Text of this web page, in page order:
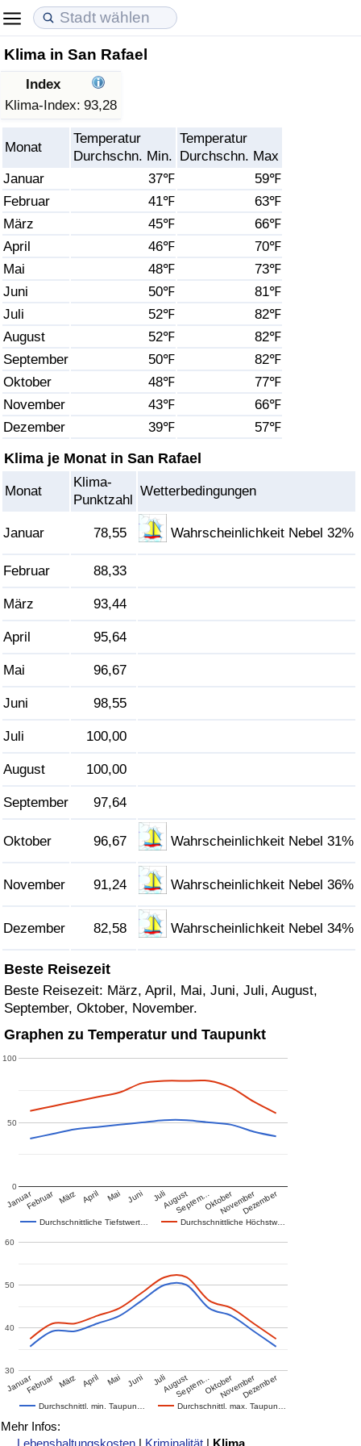
Klima in San Rafael
Index
Klima-Index: 93,28
Monat
Temperatur
Durchschn. Min.
Temperatur
Durchschn. Max
Januar
37℉
59℉
Februar
41℉
63℉
März
45℉
66℉
April
46℉
70℉
Mai
48℉
73℉
Juni
50℉
81℉
Juli
52℉
82℉
August
52℉
82℉
September
50℉
82℉
Oktober
48℉
77℉
November
43℉
66℉
Dezember
39℉ 57℉
Klima je Monat in San Rafael
Monat
Klima-
Punktzahl
Wetterbedingungen
Januar 78,55 Wahrscheinlichkeit Nebel 32%
Februar 88,33
März 93,44
April 95,64
Mai 96,67
Juni 98,55
Juli 100,00
August 100,00
September 97,64
Oktober 96,67 Wahrscheinlichkeit Nebel 31%
November 91,24 Wahrscheinlichkeit Nebel 36%
Dezember 82,58 Wahrscheinlichkeit Nebel 34%
Beste Reisezeit
Beste Reisezeit: März, April, Mai, Juni, Juli, August,
September, Oktober, November.
Graphen zu Temperatur und Taupunkt
Durchschnittliche Tiefstwert… Durchschnittliche Höchstw…
JanuarFebruar März April Mai Juni JuliAugustSeptem…OktoberNovemberDezember
0
50
100
Durchschnittl. min. Taupun… Durchschnittl. max. Taupun…
JanuarFebruar März April Mai Juni JuliAugustSeptem…OktoberNovemberDezember
30
40
50
60
Mehr Infos:
Lebenshaltungskosten | Kriminalität | Klima
Lebenshaltungskosten
Lebenshaltungskosten-Index (aktuell)
Lebenshaltungskosten-Index
Lebenshaltungskosten-Index nach Land
in Akaba
Immobilienpreise
Immobilienpreis-Index (aktuell)
Immobilienpreis-Index
Immobilienpreis-Index nach Land
Lebensqualität
Lebensqualität-Index
Lebensqualität-Index (aktuell)
Lebensqualitätsindex nach Land
Kriminalität
Kriminalitäts-Index (aktuell)
Kriminalitäts-Index
Kriminalitätsindex nach Land
Gesundheitsversorgung
Gesundheitsversorgungs-Index (aktuell)
Gesundheitsversorgungs-Index nach Land
Umweltverschmutzungs-Index (aktuell)
Verschmutzungsindex
Umweltverschmutzungs-Index nach Land
Verkehrs-Index
Verkehrs-Index (aktuell)
Verkehrs-Index nach Land